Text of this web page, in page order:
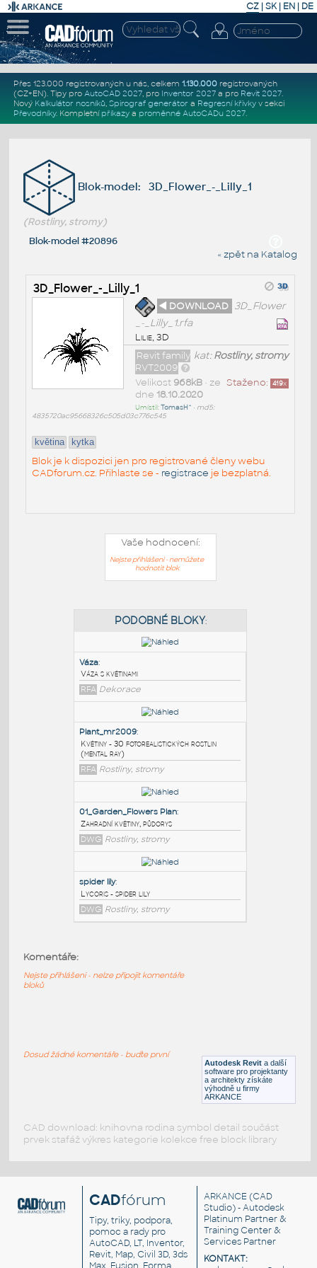
CZ | SK| EN | DE
Přes 123.000 registrovaných u nás, celkem 1.130.000registrovaných
(CZ+EN). Tipy pro AutoCAD 2027, pro Inventor 2027a pro Revit 2027.
Nový Kalkulátor nosníků, Spirograf generátor a Regresní křivkyv sekci
Převodníky. Kompletní příkazya proměnné AutoCADu 2027.
Blok-model: 3D_Flower_-_Lilly_1
(Rostliny, stromy)
Blok-model #20896
« zpět na Katalog
3D_Flower_-_Lilly_1
◄ DOWNLOAD 3D_Flower
_-_Lilly_1.rfa
Lilie, 3D
kat:Rostliny, stromy
Revit family
RVT2009
Staženo: 419x
Velikost 968kB• ze
dne 18.10.2020
Umístil:TomasH^ • md5:
4835720ac95668326c505d03c776c545
květina kytka
Blok je k dispozici jen pro registrované členy webu
CADforum.cz. Přihlaste se - registrace je bezplatná.
Vaše hodnocení:
Nejste přihlášeni - nemůžete
hodnotit blok
PODOBNÉ BLOKY
Váza:
Váza s květinami
RFA Dekorace
Plant_mr2009:
Květiny - 30 fotorealistických rostlin
(mental ray)
RFA
Rostliny, stromy
Zahradní květiny, půdorys
Lycoris - spider lily
Autodesk Revit a další
software pro projektanty
a architekty získáte
výhodně u firmy
ARKANCE
Komentáře:
Nejste přihlášeni - nelze připojit komentáře
bloků
Dosud žádné komentáře - buďte první
CAD download: knihovna rodina symbol detail součást
prvek stafáž výkres kategorie kolekce free block library
CADfórum
Tipy, triky, podpora,
pomoc a rady pro
AutoCAD, LT, Inventor,
Revit, Map, Civil 3D, 3ds
ARKANCE (CAD
Studio) - Autodesk
Platinum Partner &
Training Center &
Services Partner
KONTAKT: